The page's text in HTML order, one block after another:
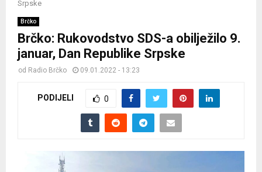
Srpske
Brčko
Brčko: Rukovodstvo SDS-a obilježilo 9.
januar, Dan Republike Srpske
od Radio Brčko 09.01.2022 - 13:23
PODIJELI 0